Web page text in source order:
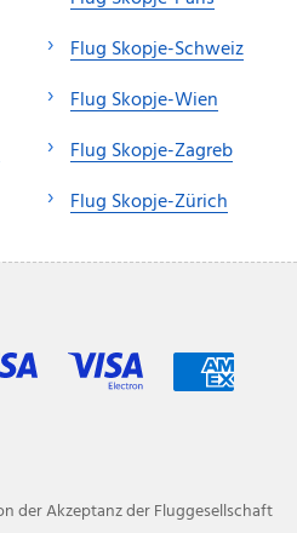
Flug Skopje-Schweiz
Flug Skopje-Wien
Flug Skopje-Zagreb
Flug Skopje-Zürich